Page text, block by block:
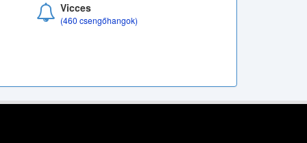
Vicces
(460 csengőhangok)